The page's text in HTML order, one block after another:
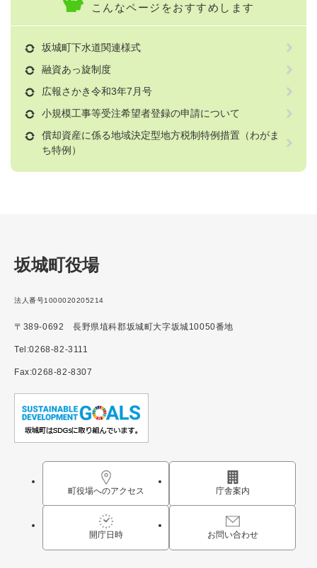
こんなページをおすすめします
坂城町下水道関連様式
融資あっ旋制度
広報さかき令和3年7月号
小規模工事等受注希望者登録の申請について
償却資産に係る地域決定型地方税制特例措置（わがま
ち特例）
坂城町役場
法人番号1000020205214
〒389-0692 長野県埴科郡坂城町大字坂城10050番地
Tel:0268-82-3111
Fax:0268-82-8307
町役場へのアクセス 庁舎案内
開庁日時 お問い合わせ